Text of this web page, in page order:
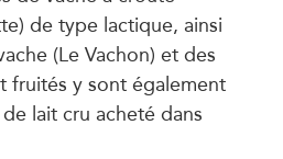
de type lactique, ainsi
(Le Vachon) et des
fruités y sont également
lait cru acheté dans